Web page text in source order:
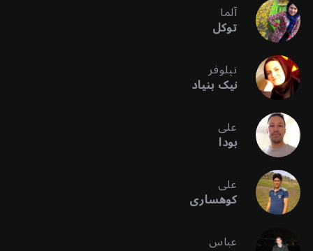
آلما
توکل
نیلوفر
نیک بنیاد
علی
بودا
علی
کوهساری
عباس